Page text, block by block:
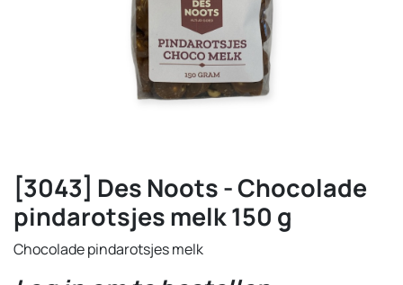
[3043] Des Noots - Chocolade
pindarotsjes melk 150 g
Chocolade pindarotsjes melk